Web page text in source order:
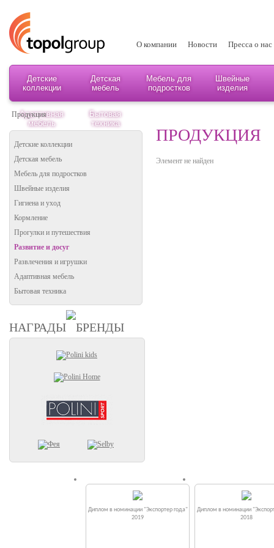
О компании Новости Пресса о нас
Детские
коллекции
Детская
мебель
Мебель для
подростков
Швейные
изделия
Адаптивная
мебель
Бытовая
техника
Продукция
Детские коллекции
Детская мебель
Мебель для подростков
Швейные изделия
Гигиена и уход
Кормление
Прогулки и путешествия
Развитие и досуг
Развлечения и игрушки
Адаптивная мебель
Бытовая техника
НАГРАДЫ БРЕНДЫ
ПРОДУКЦИЯ
Элемент не найден
Диплом в номинации "Экспортер года"
2019
Диплом в номинации
2018